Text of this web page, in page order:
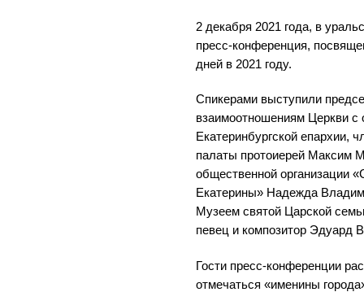
2 декабря 2021 года, в
пресс-конференция,
дней в 2021 году.
Спикерами выступили
взаимоотношениям Церкви
Екатеринбургской епархии,
палаты протоиерей Максим
общественной организации
Екатерины» Надежда
Музеем святой Царской
певец и композитор Эдуард
Гости пресс-конференции
отмечаться «именины